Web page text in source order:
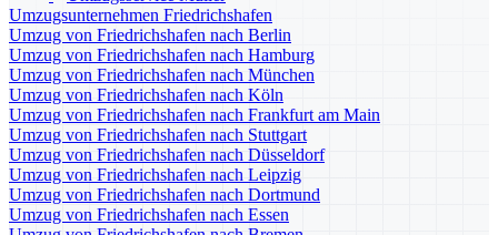
Umzugsunternehmen Friedrichshafen
Umzug von Friedrichshafen nach Berlin
Umzug von Friedrichshafen nach Hamburg
Umzug von Friedrichshafen nach München
Umzug von Friedrichshafen nach Köln
Umzug von Friedrichshafen nach Frankfurt am Main
Umzug von Friedrichshafen nach Stuttgart
Umzug von Friedrichshafen nach Düsseldorf
Umzug von Friedrichshafen nach Leipzig
Umzug von Friedrichshafen nach Dortmund
Umzug von Friedrichshafen nach Essen